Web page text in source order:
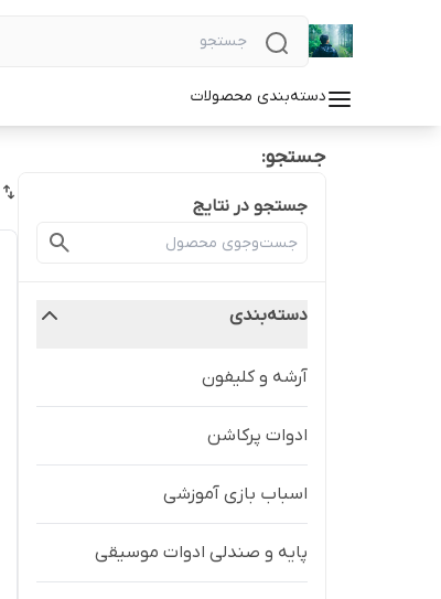
دسته‌بندی محصولات
جستجو:
جستجو در نتایج
دسته‌بندی
آرشه و کلیفون
ادوات پرکاشن
اسباب بازی آموزشی
پایه و صندلی ادوات موسیقی